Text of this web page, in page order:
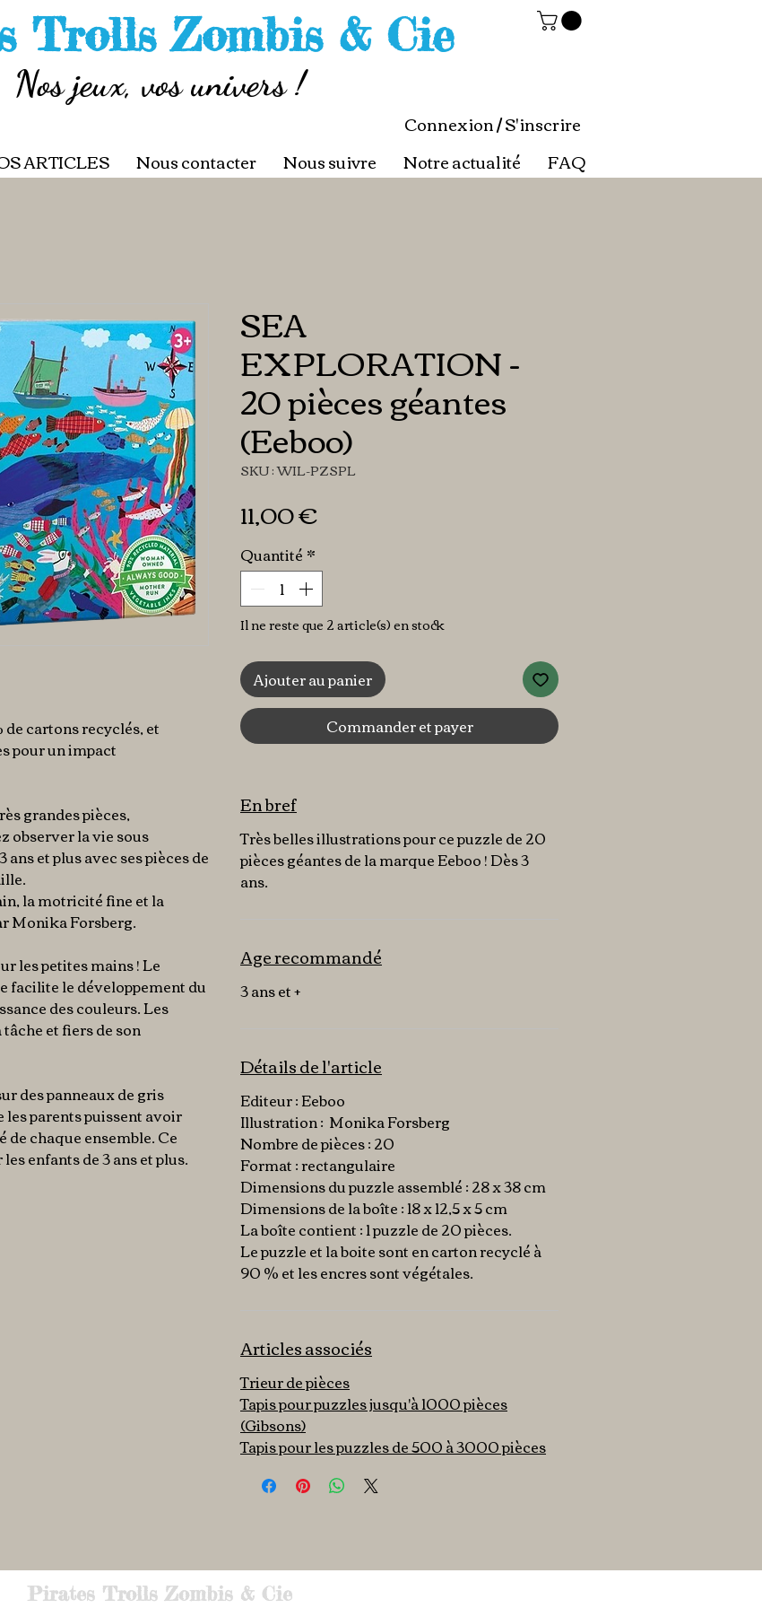
Trolls Zombis & Cie
Nos jeux, vos univers !
Connexion / S'inscrire
ARTICLES Nous contacter Nous suivre Notre actualité FAQ
cartons recyclés, et
pour un impact
grandes pièces,
observer la vie sous
et plus avec ses pièces de
la motricité fine et la
Monika Forsberg.
les petites mains ! Le
facilite le développement du
des couleurs. Les
et fiers de son
des panneaux de gris
parents puissent avoir
chaque ensemble. Ce
enfants de 3 ans et plus.
SEA
EXPLORATION -
20 pièces géantes
(Eeboo)
SKU : WIL-PZSPL
11,00 €Prix
Quantité *
Il ne reste que 2 article(s) en stock
Ajouter au panier
Commander et payer
En bref
Très belles illustrations pour ce puzzle de 20
pièces géantes de la marque Eeboo ! Dès 3
ans.
Age recommandé
3 ans et +
Détails de l'article
Editeur : Eeboo
Illustration : Monika Forsberg
Nombre de pièces : 20
Format : rectangulaire
Dimensions du puzzle assemblé : 28 x 38 cm
Dimensions de la boîte : 18 x 12,5 x 5 cm
La boîte contient : 1 puzzle de 20 pièces.
Le puzzle et la boite sont en carton recyclé à
90 % et les encres sont végétales.
Articles associés
Trieur de pièces
Tapis pour puzzles jusqu'à 1000 pièces
(Gibsons)
Tapis pour les puzzles de 500 à 3000 pièces
Pirates Trolls Zombis & Cie